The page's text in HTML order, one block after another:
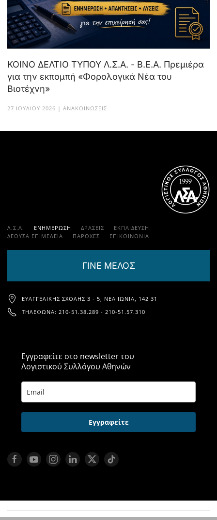
ΚΟΙΝΟ ΔΕΛΤΙΟ ΤΥΠΟΥ Λ.Σ.Α. - Β.Ε.Α. Πρεμιέρα
για την εκπομπή «Φορολογικά Νέα του
Βιοτέχνη»
27 ΙΟΥΛΊΟΥ 2026 | ΑΝΑΚΟΙΝΏΣΕΙΣ
Λ.Σ.Α. ΕΝΗΜΕΡΩΣΗ ΔΡΑΣΕΙΣ
ΕΚΠΑΊΔΕΥΣΗ
ΔΕΟΥΣΑ ΕΠΙΜΕΛΕΙΑ
ΠΑΡΟΧΈΣ ΕΠΙΚΟΙΝΩΝΊΑ
ΓΙΝΕ ΜΕΛΟΣ
ΕΥΑΓΓΕΛΙΚΉΣ ΣΧΟΛΉΣ 3 - 5, ΝΈΑ ΙΩΝΊΑ, 142 31
ΤΗΛΈΦΩΝΑ: 210-51.38.289 - 210-51.57.310
Εγγραφείτε στο newsletter του
Λογιστικού Συλλόγου Αθηνών
Εγγραφείτε